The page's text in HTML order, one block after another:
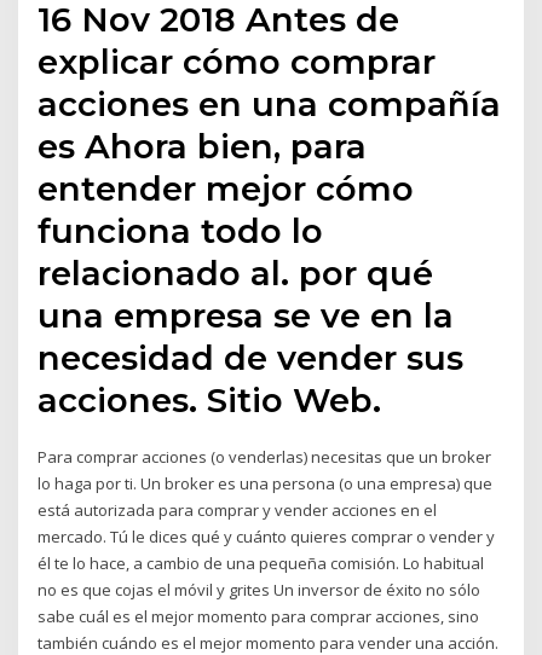
16 Nov 2018 Antes de
explicar cómo comprar
acciones en una compañía
es Ahora bien, para
entender mejor cómo
funciona todo lo
relacionado al. por qué
una empresa se ve en la
necesidad de vender sus
acciones. Sitio Web.
Para comprar acciones (o venderlas) necesitas que un broker
lo haga por ti. Un broker es una persona (o una empresa) que
está autorizada para comprar y vender acciones en el
mercado. Tú le dices qué y cuánto quieres comprar o vender y
él te lo hace, a cambio de una pequeña comisión. Lo habitual
no es que cojas el móvil y grites Un inversor de éxito no sólo
sabe cuál es el mejor momento para comprar acciones, sino
también cuándo es el mejor momento para vender una acción.